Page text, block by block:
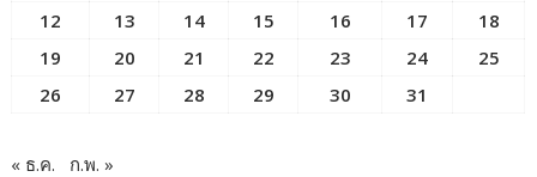
12
13 14 15 16 17
18
19
20 21 22 23 24
25
26
27 28 29 30 31
« ธ.ค. ก.พ. »